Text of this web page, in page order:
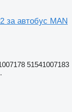
за автобус MAN
51541007183